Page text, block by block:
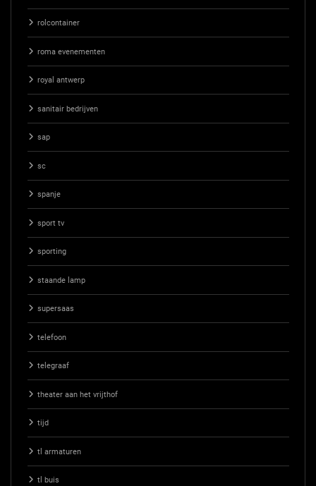
rolcontainer
roma evenementen
royal antwerp
sanitair bedrijven
sap
sc
spanje
sport tv
sporting
staande lamp
supersaas
telefoon
telegraaf
theater aan het vrijthof
tijd
tl armaturen
tl buis